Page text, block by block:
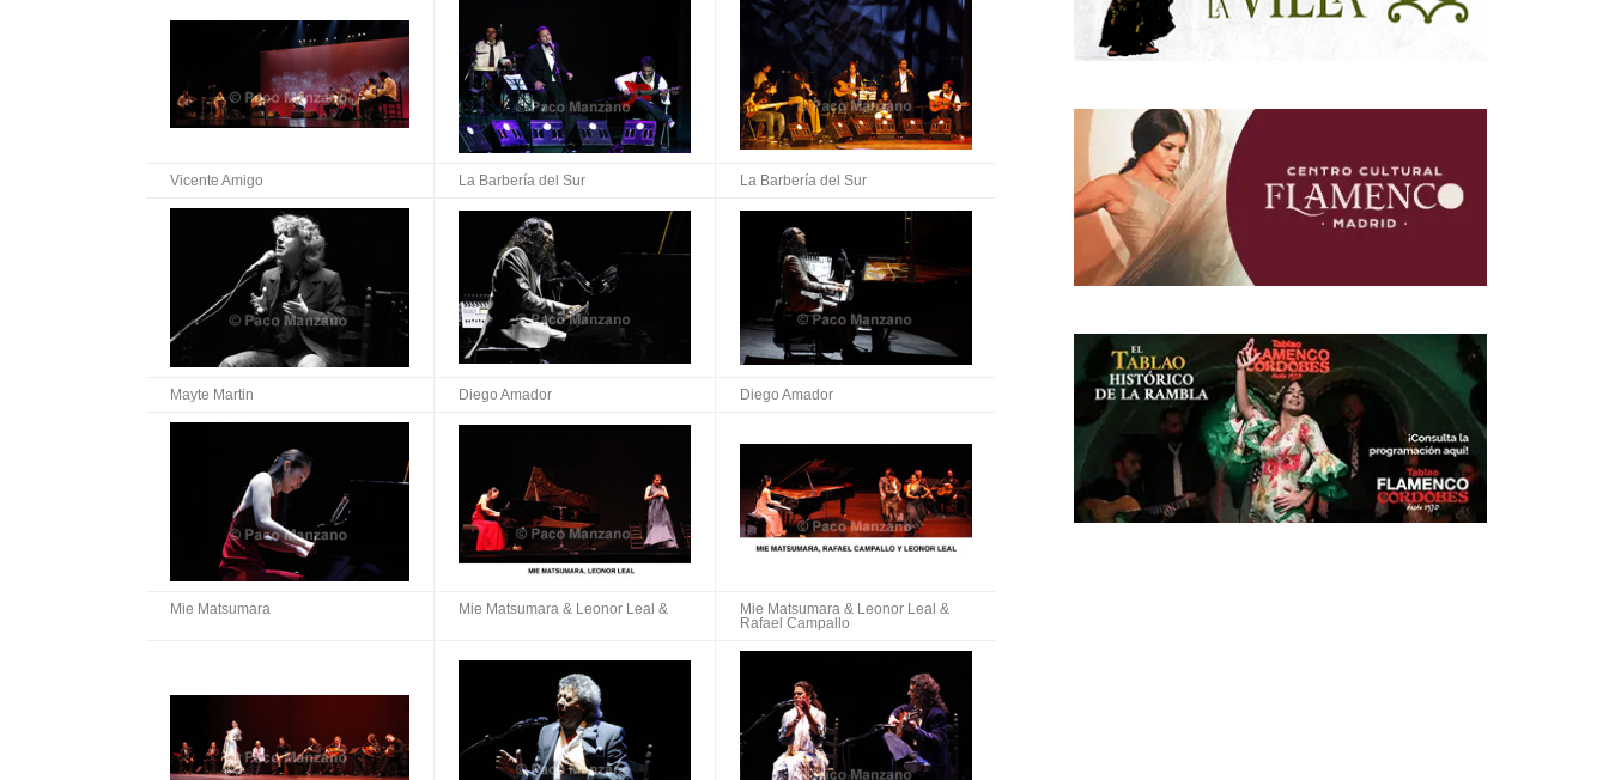
Vicente Amigo La Barbería del Sur La Barbería del Sur
Mayte Martin Diego Amador Diego Amador
Mie Matsumara Mie Matsumara & Leonor Leal &
Mie Matsumara & Leonor Leal &
Rafael Campallo